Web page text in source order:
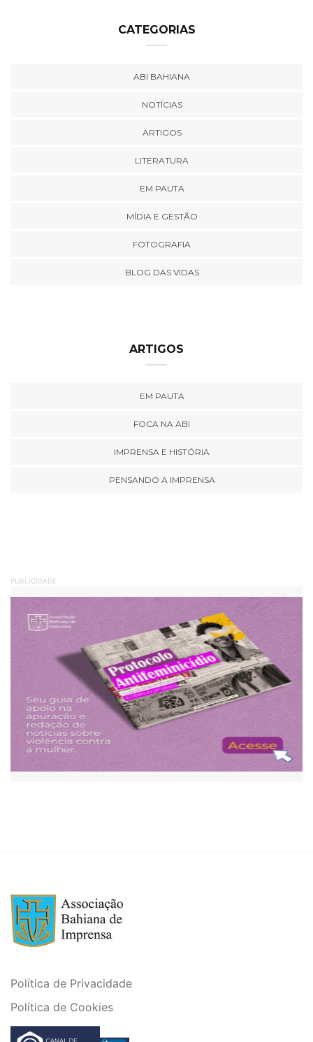
CATEGORIAS
ABI BAHIANA
NOTÍCIAS
ARTIGOS
LITERATURA
EM PAUTA
MÍDIA E GESTÃO
FOTOGRAFIA
BLOG DAS VIDAS
ARTIGOS
EM PAUTA
FOCA NA ABI
IMPRENSA E HISTÓRIA
PENSANDO A IMPRENSA
PUBLICIDADE
Política de Privacidade
Política de Cookies